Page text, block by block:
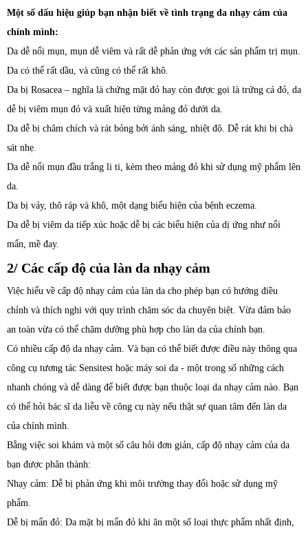
Một số dấu hiệu giúp bạn nhận biết về tình trạng da nhạy cảm của
chính mình:
Da dễ nổi mụn, mụn dễ viêm và rất dễ phản ứng với các sản phẩm trị mụn.
Da có thể rất dầu, và cũng có thể rất khô.
Da bị Rosacea – nghĩa là chứng mặt đỏ hay còn được gọi là trứng cá đỏ, da
dễ bị viêm mụn đỏ và xuất hiện từng mảng đỏ dưới da.
Da dễ bị châm chích và rát bỏng bởi ánh sáng, nhiệt độ. Dễ rát khi bị chà
sát nhẹ.
Da dễ nổi mụn đầu trắng li ti, kèm theo mảng đỏ khi sử dụng mỹ phẩm lên
da.
Da bị vảy, thô ráp và khô, một dạng biểu hiện của bệnh eczema.
Da dễ bị viêm da tiếp xúc hoặc dễ bị các biểu hiện của dị ứng như nổi
mẩn, mề đay.
2/ Các cấp độ của làn da nhạy cảm
Việc hiểu về cấp độ nhạy cảm của làn da cho phép bạn có hướng điều
chỉnh và thích nghi với quy trình chăm sóc da chuyên biệt. Vừa đảm bảo
an toàn vừa có thể chăm dưỡng phù hợp cho làn da của chính bạn.
Có nhiều cấp độ da nhạy cảm. Và bạn có thể biết được điều này thông qua
công cụ tương tác Sensitest hoặc máy soi da - một trong số những cách
nhanh chóng và dễ dàng để biết được bạn thuộc loại da nhạy cảm nào. Bạn
có thể hỏi bác sĩ da liễu về công cụ này nếu thật sự quan tâm đến làn da
của chính mình.
Bằng việc soi khám và một số câu hỏi đơn giản, cấp độ nhạy cảm của da
bạn được phân thành:
Nhạy cảm: Dễ bị phản ứng khi môi trường thay đổi hoặc sử dụng mỹ
phẩm.
Dễ bị mẩn đỏ: Da mặt bị mẩn đỏ khi ăn một số loại thực phẩm nhất định,